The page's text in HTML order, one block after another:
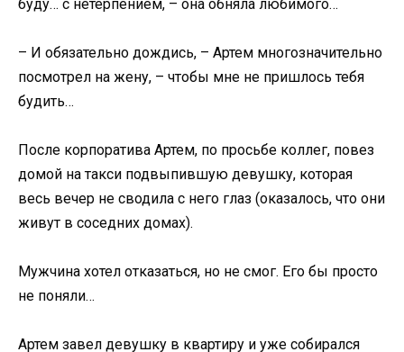
буду… с нетерпением, – она обняла любимого…
– И обязательно дождись, – Артем многозначительно
посмотрел на жену, – чтобы мне не пришлось тебя
будить…
После корпоратива Артем, по просьбе коллег, повез
домой на такси подвыпившую девушку, которая
весь вечер не сводила с него глаз (оказалось, что они
живут в соседних домах).
Мужчина хотел отказаться, но не смог. Его бы просто
не поняли…
Артем завел девушку в квартиру и уже собирался